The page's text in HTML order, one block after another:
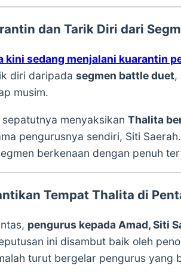
dan Tarik Diri dari
kini sedang menjalani kuarantin
diri daripada segmen battle duet,
musim.
menyaksikan Thalita
pengurusnya sendiri, Siti
berkenaan dengan penuh
Tempat Thalita di
pengurus kepada Amad, Siti
ini disambut baik oleh
turut bergelar pengurus yang